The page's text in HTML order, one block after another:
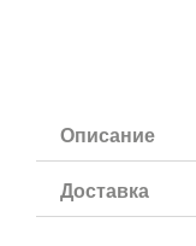
Описание
Доставка